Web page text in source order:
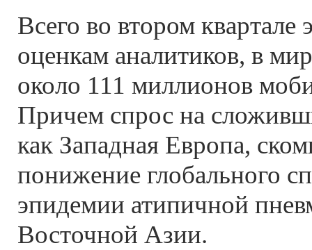
Всего во втором квартале
оценкам аналитиков, в
около 111 миллионов
Причем спрос на
как Западная Европа,
понижение глобального
эпидемии атипичной
Восточной Азии.